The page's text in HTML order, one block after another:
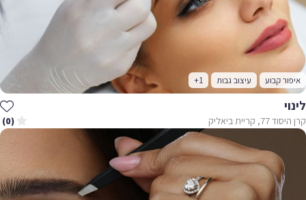
איפור קבוע עיצוב גבות +1
לינוי
קרן היסוד 77, קריית ביאליק (0)